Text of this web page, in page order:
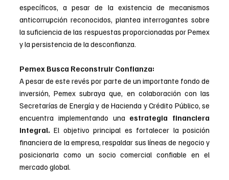
específicos, a pesar de la existencia de mecanismos
anticorrupción reconocidos, plantea interrogantes sobre
la suficiencia de las respuestas proporcionadas por Pemex
y la persistencia de la desconfianza.
Pemex Busca Reconstruir Confianza:
A pesar de este revés por parte de un importante fondo de
inversión, Pemex subraya que, en colaboración con las
Secretarías de Energía y de Hacienda y Crédito Público, se
encuentra implementando una estrategia financiera
integral. El objetivo principal es fortalecer la posición
financiera de la empresa, respaldar sus líneas de negocio y
posicionarla como un socio comercial confiable en el
mercado global.